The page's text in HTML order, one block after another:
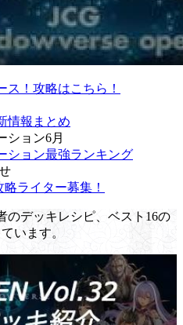
ス！攻略はこちら！
情報まとめ
ション6月
ション最強ランキング
ライター募集！
のデッキレシピ、ベスト16の
います。